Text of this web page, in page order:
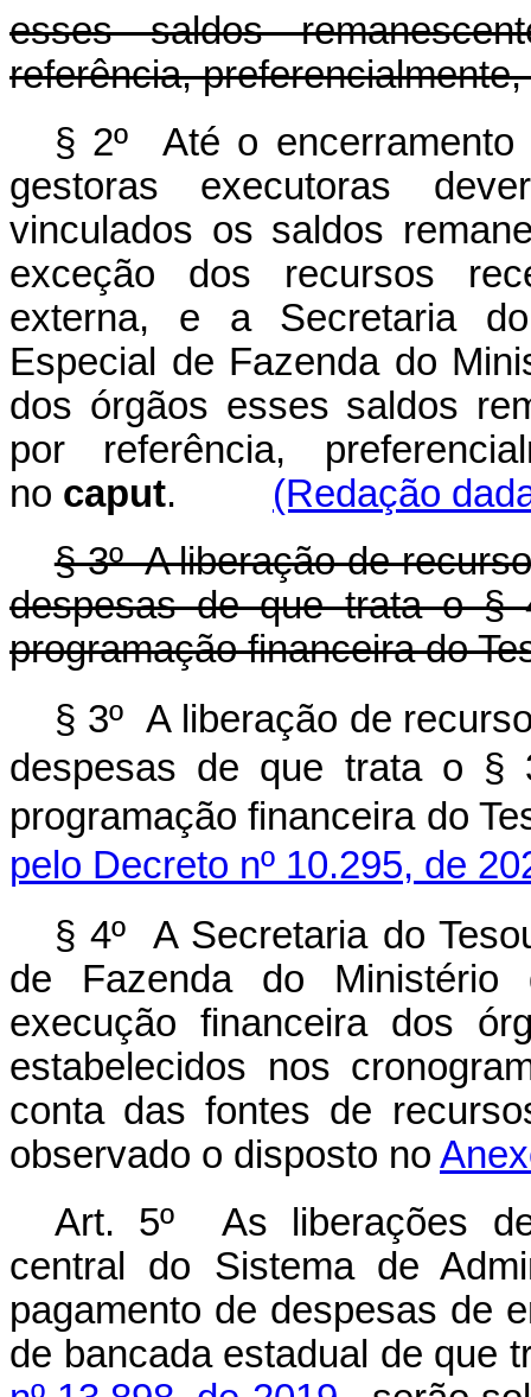
esses saldos
referência,
§ 2º Até o
gestoras executoras
vinculados os saldos
exceção dos recursos
externa, e a Secretaria
Especial de Fazenda do
dos órgãos esses saldos
por referência,
no caput. (Redação
§ 3º A liberação de
despesas de que trata o §
programação financeira do
§ 3º A liberação de
despesas de que trata o §
programação financeira
pelo Decreto nº 10.295, de
§ 4º A Secretaria do
de Fazenda do Ministério
execução financeira dos
estabelecidos nos
conta das fontes de
observado o disposto no
Art. 5º As liberações
central do Sistema de
pagamento de despesas de
de bancada estadual de que